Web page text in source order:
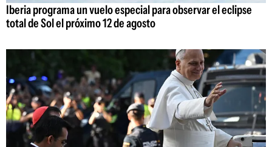
Iberia programa un vuelo especial para observar el eclipse
total de Sol el próximo 12 de agosto